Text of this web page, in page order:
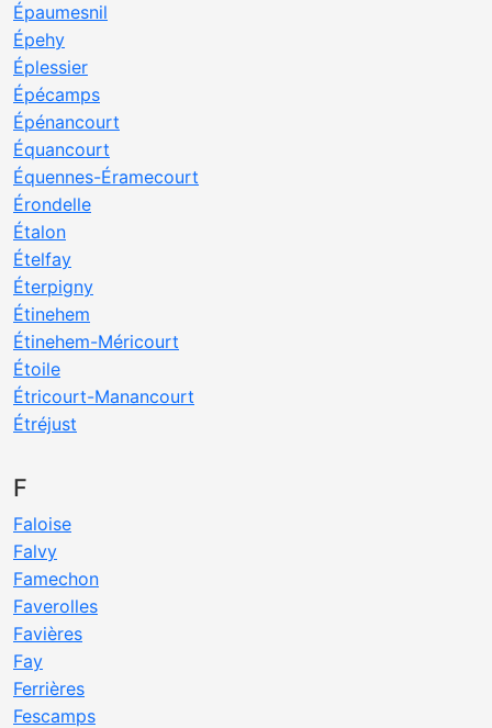
Épaumesnil
Épehy
Éplessier
Épécamps
Épénancourt
Équancourt
Équennes-Éramecourt
Érondelle
Étalon
Ételfay
Éterpigny
Étinehem
Étinehem-Méricourt
Étoile
Étricourt-Manancourt
Étréjust
F
Faloise
Falvy
Famechon
Faverolles
Favières
Fay
Ferrières
Fescamps